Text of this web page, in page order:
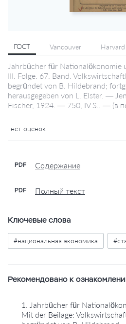
ГОСТ Vancouver Harvard
Jahrbücher für Nationalökonomie
III. Folge. 67. Band.
begründet von B. Hildebrand;
herausgegeben von L. Elster. —
Fischer, 1924. — 750, IV S.. — (в
нет оценок
PDF Содержание
PDF Полный текст
Ключевые слова
#национальная экономика
Рекомендовано к
1. Jahrbücher für
Mit der Beilage: